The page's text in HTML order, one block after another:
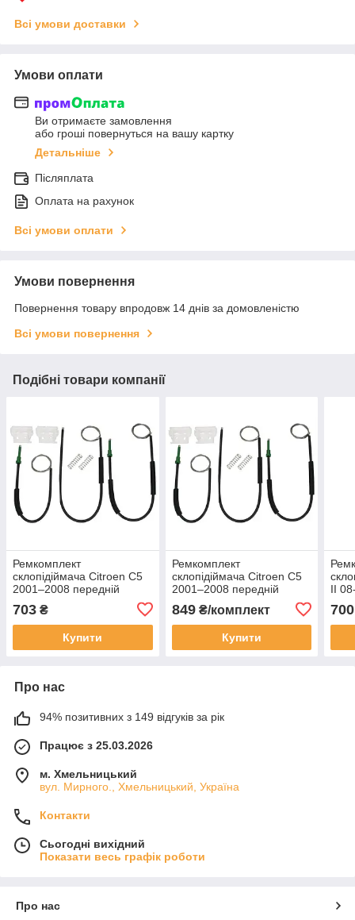
Всі умови доставки
Умови оплати
Ви отримаєте замовлення
або гроші повернуться на вашу картку
Детальніше
Післяплата
Оплата на рахунок
Всі умови оплати
Умови повернення
Повернення товару впродовж 14 днів за домовленістю
Всі умови повернення
Подібні товари компанії
Ремкомплект
склопідіймача Citroen C5
2001–2008 передній
703 ₴
Купити
Ремкомплект
склопідіймача Citroen C5
2001–2008 передній
849₴/комплект
Купити
II
700
Про нас
94% позитивних з 149 відгуків за рік
Працює з 25.03.2026
м. Хмельницький
вул. Мирного., Хмельницький, Україна
Контакти
Сьогодні вихідний
Показати весь графік роботи
Про нас